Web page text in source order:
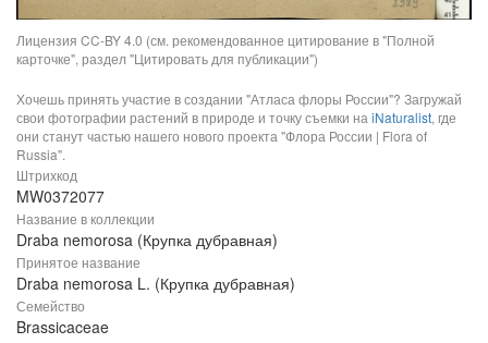
Лицензия CC-BY 4.0 (см. рекомендованное цитирование в "Полной
карточке", раздел "Цитировать для публикации")
Хочешь принять участие в создании "Атласа флоры России"? Загружай
свои фотографии растений в природе и точку съемки на iNaturalist, где
они станут частью нашего нового проекта "Флора России | Flora of
Russia".
Штрихкод
MW0372077
Название в коллекции
Draba nemorosa (Крупка дубравная)
Принятое название
Draba nemorosa L. (Крупка дубравная)
Семейство
Brassicaceae